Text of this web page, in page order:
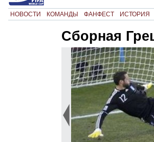
НОВОСТИ КОМАНДЫ ФАНФЕСТ ИСТОРИЯ
Сборная